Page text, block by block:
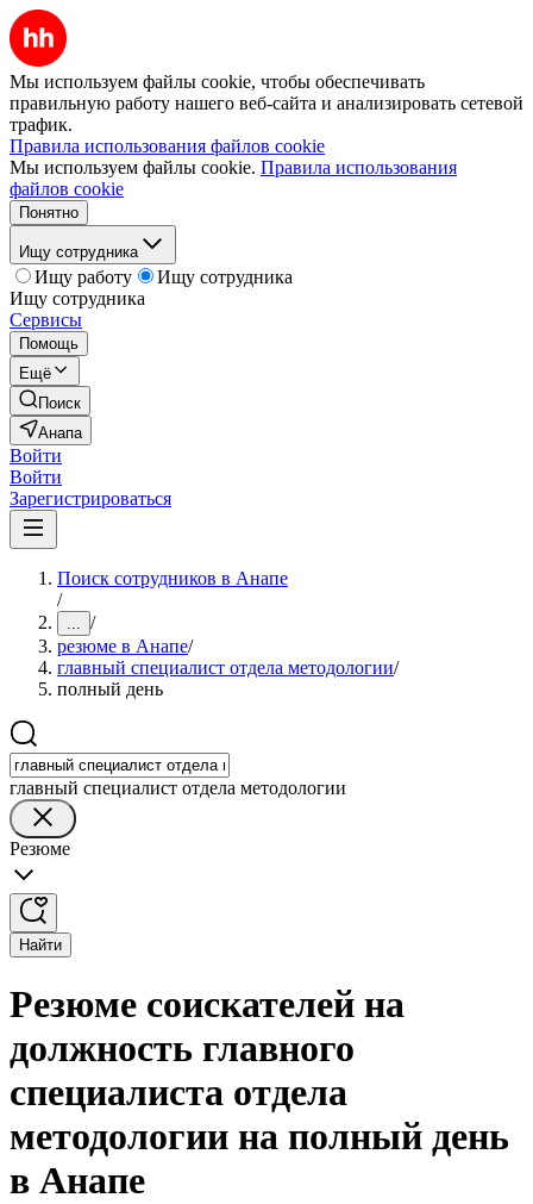
Мы используем файлы cookie, чтобы обеспечивать
правильную работу нашего веб-сайта и анализировать сетевой
трафик.
Правила использования файлов cookie
Мы используем файлы cookie. Правила использования
файлов cookie
Понятно
Ищу сотрудника
Ищу работу
Ищу сотрудника
Ищу сотрудника
Сервисы
Помощь
Ещё
Поиск
Анапа
Войти
Войти
Зарегистрироваться
Поиск сотрудников в Анапе
/
... /
резюме в Анапе/
главный специалист отдела методологии/
полный день
главный специалист отдела методологии
Резюме
Найти
Резюме соискателей на
должность главного
специалиста отдела
методологии на полный день
в Анапе